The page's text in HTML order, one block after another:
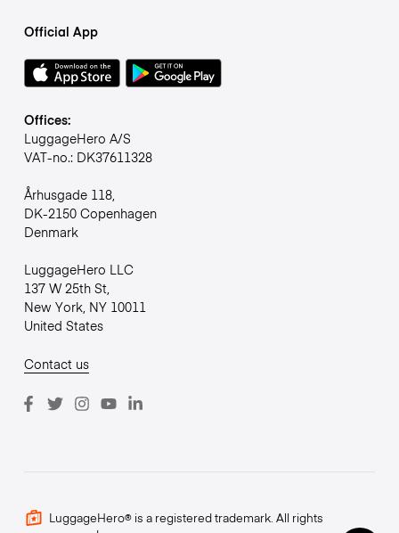
Official App
Offices:
LuggageHero A/S
VAT-no.: DK37611328
Århusgade 118,
DK-2150 Copenhagen
Denmark
LuggageHero LLC
137 W 25th St,
New York, NY 10011
United States
Contact us
LuggageHero® is a registered trademark. All rights